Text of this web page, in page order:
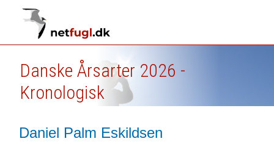
Danske Årsarter 2026 -
Kronologisk
Daniel Palm Eskildsen